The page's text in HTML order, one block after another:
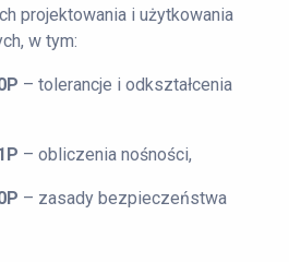
projektowania i użytkowania
w tym:
– tolerancje i odkształcenia
– obliczenia nośności,
– zasady bezpieczeństwa